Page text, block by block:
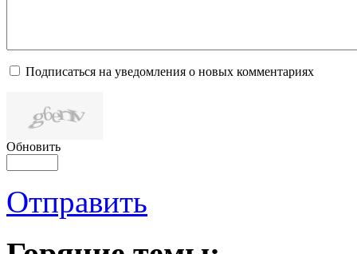
Подписаться на уведомления о новых комментариях
Обновить
Отправить